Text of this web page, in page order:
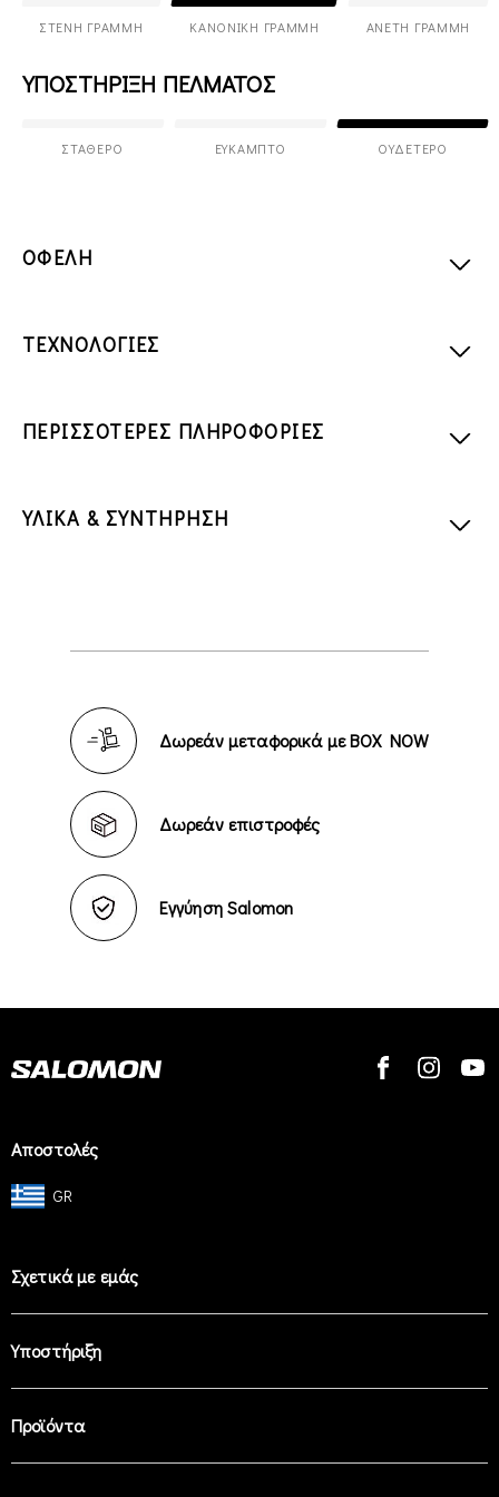
ΣΤΕΝΉ ΓΡΑΜΜΉ ΚΑΝΟΝΙΚΉ ΓΡΑΜΜΉ ΆΝΕΤΗ ΓΡΑΜΜΉ
ΥΠΟΣΤΗΡΙΞΗ ΠΕΛΜΑΤΟΣ
ΣΤΑΘΕΡΌ ΕΎΚΑΜΠΤΟ ΟΥΔΈΤΕΡΟ
ΟΦΕΛΗ
ΤΕΧΝΟΛΟΓΙΕΣ
ΠΕΡΙΣΣΟΤΕΡΕΣ ΠΛΗΡΟΦΟΡΙΕΣ
ΥΛΙΚΑ & ΣΥΝΤΗΡΗΣΗ
Δωρεάν μεταφορικά με BOX NOW
Δωρεάν επιστροφές
Εγγύηση Salomon
Αποστολές
GR
Σχετικά με εμάς
Υποστήριξη
Προϊόντα